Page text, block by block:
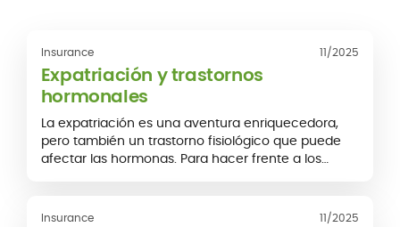
Insurance 11/2025
Expatriación y trastornos
hormonales
La expatriación es una aventura enriquecedora,
pero también un trastorno fisiológico que puede
afectar las hormonas. Para hacer frente a los
seguimiento médico adecuado.
Insurance 11/2025